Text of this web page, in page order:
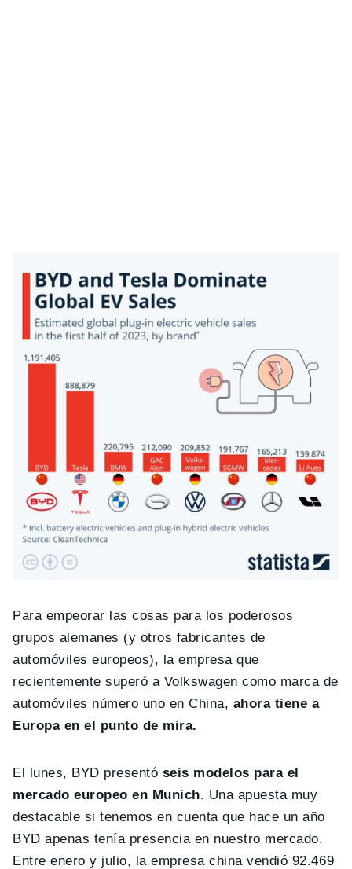
Para empeorar las cosas para los poderosos
grupos alemanes (y otros fabricantes de
automóviles europeos), la empresa que
recientemente superó a Volkswagen como marca de
automóviles número uno en China, ahora tiene a
Europa en el punto de mira.
El lunes, BYD presentó seis modelos para el
mercado europeo en Munich. Una apuesta muy
destacable si tenemos en cuenta que hace un año
BYD apenas tenía presencia en nuestro mercado.
Entre enero y julio, la empresa china vendió 92.469